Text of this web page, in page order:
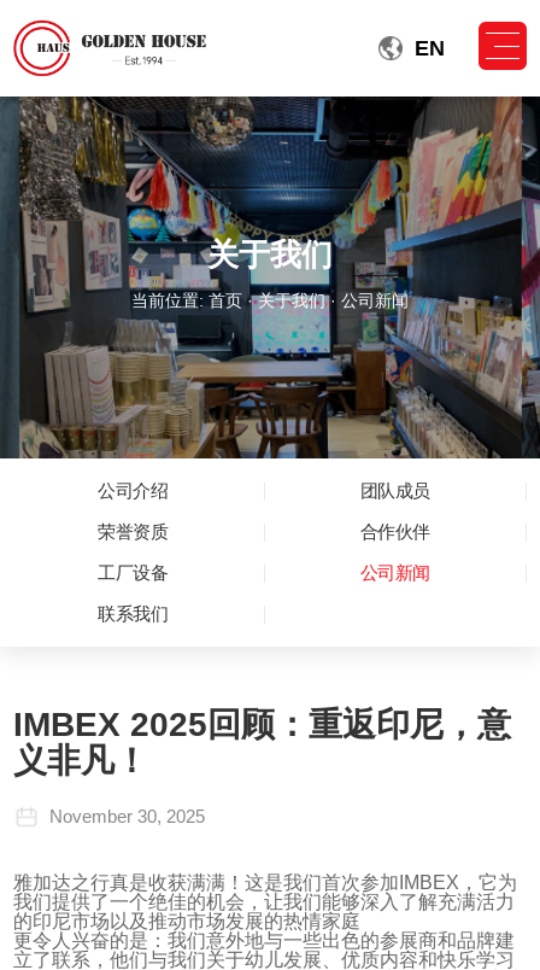
EN
关于我们
当前位置: 首页·关于我们· 公司新闻
公司介绍
团队成员
荣誉资质
合作伙伴
工厂设备
公司新闻
联系我们
IMBEX 2025回顾：重返印尼，意
义非凡！
November 30, 2025
雅加达之行真是收获满满！这是我们首次参加IMBEX，它为
我们提供了一个绝佳的机会，让我们能够深入了解充满活力
的印尼市场以及推动市场发展的热情家庭
更令人兴奋的是：我们意外地与一些出色的参展商和品牌建
立了联系，他们与我们关于幼儿发展、优质内容和快乐学习